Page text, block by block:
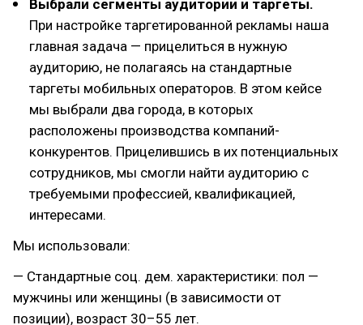
Выбрали сегменты аудитории и таргеты.
При настройке таргетированной рекламы наша
главная задача — прицелиться в нужную
аудиторию, не полагаясь на стандартные
таргеты мобильных операторов. В этом кейсе
мы выбрали два города, в которых
расположены производства компаний-
конкурентов. Прицелившись в их потенциальных
сотрудников, мы смогли найти аудиторию с
требуемыми профессией, квалификацией,
интересами.
Мы использовали:
— Стандартные соц. дем. характеристики: пол —
мужчины или женщины (в зависимости от
позиции), возраст 30–55 лет.